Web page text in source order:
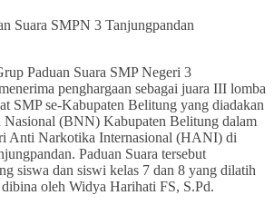
Suara SMPN 3 Tanjungpandan
Paduan Suara SMP Negeri 3
penghargaan sebagai juara III lomba
SMP se-Kabupaten Belitung yang diadakan
(BNN) Kabupaten Belitung dalam
Anti Narkotika Internasional (HANI) di
Paduan Suara tersebut
siswa dan siswi kelas 7 dan 8 yang dilatih
oleh Widya Harihati FS, S.Pd.